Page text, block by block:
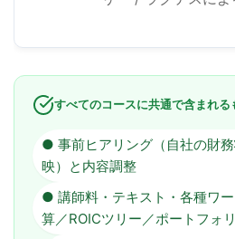
すべてのコースに共通で含まれる
● 事前ヒアリング（自社の財
映）と内容調整
● 講師料・テキスト・各種ワ
算／ROICツリー／ポートフォ